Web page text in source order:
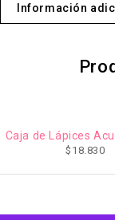
Información
Lápices Expression
Caja